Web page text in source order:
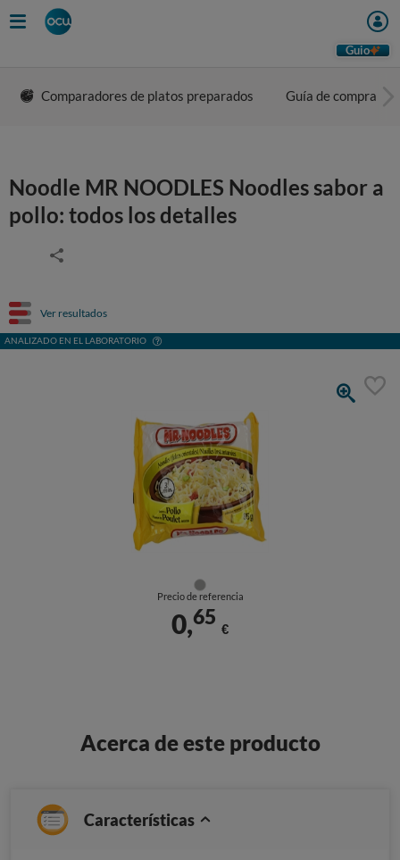
Guio
Comparadores de platos preparados Guía de compra
Noodle MR NOODLES Noodles sabor a
pollo: todos los detalles
Ver resultados
ANALIZADO EN EL LABORATORIO
Precio de referencia
0,65
€
Acerca de este producto
Características